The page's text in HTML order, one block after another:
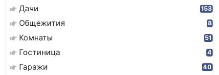
Дачи 153
Общежития 8
Комнаты 51
Гостиница 4
Гаражи 40